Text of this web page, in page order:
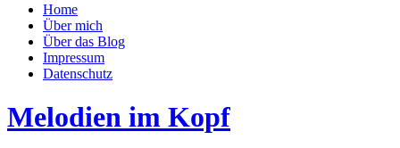
Home
Über mich
Über das Blog
Impressum
Datenschutz
Melodien im Kopf